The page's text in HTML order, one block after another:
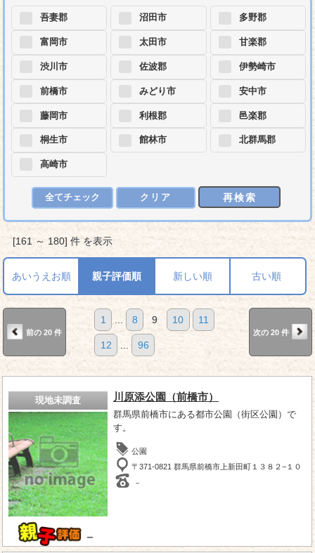
吾妻郡
富岡市
渋川市
前橋市
藤岡市
桐生市
高崎市
沼田市
太田市
佐波郡
みどり市
利根郡
館林市
多野郡
甘楽郡
伊勢崎市
安中市
邑楽郡
北群馬郡
全てチェック クリア 再検索
[161 ～ 180] 件 を表示
あいうえお順 親子評価順 新しい順 古い順
前の 20 件
1 8 9 10 11
12 96
次の 20 件
現地未調査
－
川原添公園（前橋市）
群馬県前橋市にある都市公園（街区公園）で
す。
公園
〒371-0821 群馬県前橋市上新田町１３８２−１０
－